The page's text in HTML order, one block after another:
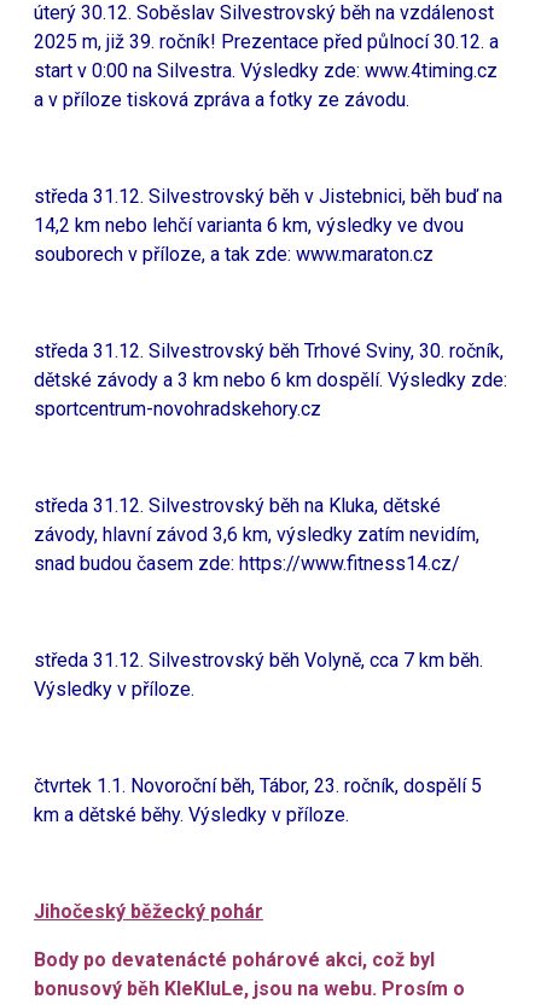
úterý 30.12. Soběslav Silvestrovský běh na vzdálenost
2025 m, již 39. ročník! Prezentace před půlnocí 30.12. a
start v 0:00 na Silvestra. Výsledky zde: www.4timing.cz
a v příloze tisková zpráva a fotky ze závodu.
středa 31.12. Silvestrovský běh v Jistebnici, běh buď na
14,2 km nebo lehčí varianta 6 km, výsledky ve dvou
souborech v příloze, a tak zde: www.maraton.cz
středa 31.12. Silvestrovský běh Trhové Sviny, 30. ročník,
dětské závody a 3 km nebo 6 km dospělí. Výsledky zde:
sportcentrum-novohradskehory.cz
středa 31.12. Silvestrovský běh na Kluka, dětské
závody, hlavní závod 3,6 km, výsledky zatím nevidím,
snad budou časem zde: https://www.fitness14.cz/
středa 31.12. Silvestrovský běh Volyně, cca 7 km běh.
Výsledky v příloze.
čtvrtek 1.1. Novoroční běh, Tábor, 23. ročník, dospělí 5
km a dětské běhy. Výsledky v příloze.
Jihočeský běžecký pohár
Body po devatenácté pohárové akci, což byl
bonusový běh KleKluLe, jsou na webu. Prosím o